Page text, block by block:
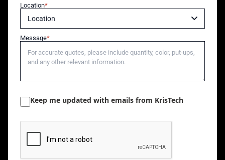
Location
Message
Keep me updated with emails from KrisTech